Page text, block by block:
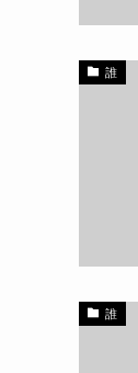
誰
誰